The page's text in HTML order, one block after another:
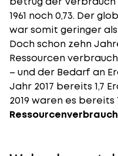
1961 noch 0,73. Der
war somit geringer
Doch schon zehn
Ressourcen
– und der Bedarf an
Jahr 2017 bereits 1,7
2019 waren es bereits